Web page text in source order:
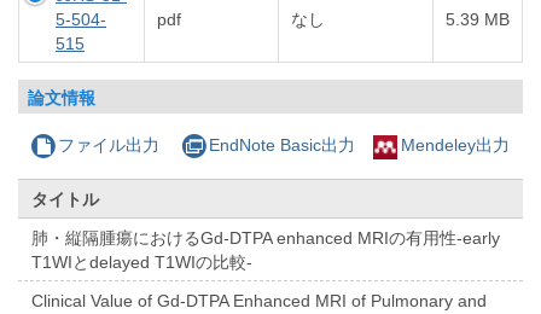
5-504-
515
pdf なし 5.39 MB
論文情報
ファイル出力 EndNote Basic出力 Mendeley出力
タイトル
肺・縦隔腫瘍におけるGd-DTPA enhanced MRIの有用性-early
T1WIとdelayed T1WIの比較-
Clinical Value of Gd-DTPA Enhanced MRI of Pulmonary and